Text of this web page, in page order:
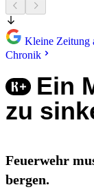
Kleine Zeitung
Chronik
Ein
zu
Feuerwehr
bergen.